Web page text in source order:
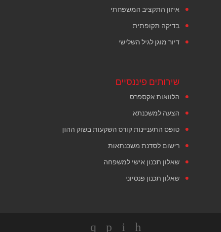
איזון התקציב המשפחתי
בדיקה תקופתית
דיור מוגן לגיל השלישי
שירותים פיננסיים
הלוואות אקספרס
הצעה למשכנתא
טופס התעניינות קורס השקעות בשוק ההון
רישום לסדנת משכנתאות
שאלון תכנון אישי למשפחה
שאלון תכנון פנסיוני